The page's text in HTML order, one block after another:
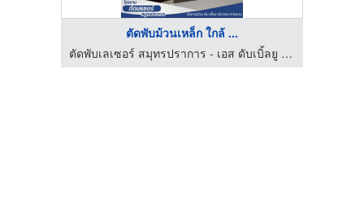
ตัดพับม้วนเหล็ก ใกล้ ...
ตัดพับเลเซอร์ สมุทรปราการ - เอส ดับเบิ้ลยู ที เอ็นจิเนียริ่ง พาร์ท